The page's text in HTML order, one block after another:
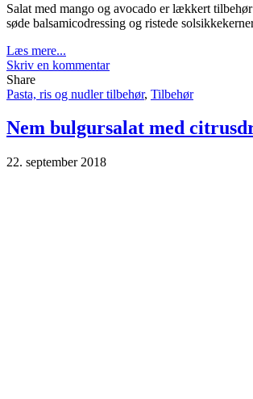
Salat med mango og avocado er lækkert
søde balsamicodressing og ristede
Læs mere...
Skriv en kommentar
Share
Pasta, ris og nudler tilbehør, Tilbehør
Nem bulgursalat med
22. september 2018